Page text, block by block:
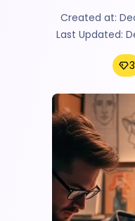
Created at:
Last Updated:
3